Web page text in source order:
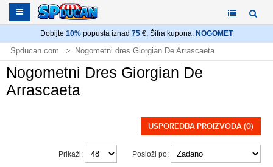
Dobijte 10% popusta iznad 75 €, Šifra kupona: NOGOMET
Spducan.com Nogometni dres Giorgian De Arrascaeta
Nogometni Dres Giorgian De
Arrascaeta
USPOREDBA PROIZVODA (0)
Posloži po:
Prikaži: